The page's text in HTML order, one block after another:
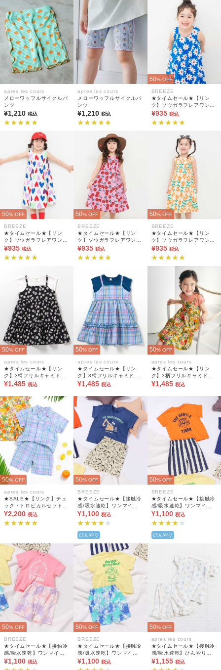
apres les cours
メローワッフルサイクルパ
ンツ
¥1,210 税込
apres les cours
メローワッフルサイクルパ
ンツ
¥1,210税込
50% OFF
BREEZE
★タイムセール★【リン
ク】ソウガラフレアワンピ
ース
¥935 税込
50% OFF
BREEZE
★タイムセール★【リン
ク】ソウガラフレアワンピ
ース
¥935 税込
50% OFF
BREEZE
★タイムセール★【リン
ク】ソウガラフレアワンピ
ース
¥935 税込
50% OFF
BREEZE
★タイムセール★【リン
ク】ソウガラフレアワンピ
ース
¥935 税込
50% OFF
apres les cours
★タイムセール★【リン
ク】3柄フリルキャミドッ
キングワンピース
¥1,485 税込
50% OFF
apres les cours
★タイムセール★【リン
ク】3柄フリルキャミドッ
キングワンピース
¥1,485 税込
50% OFF
apres les cours
★タイムセール★【リン
ク】3柄フリルキャミドッ
キングワンピース
¥1,485 税込
50% OFF
apres les cours
★SALE★【リンク】チェ
ック・トロピカルセットア
ップ 5分丈
¥2,200 税込
50% OFF
BREEZE
★タイムセール★【接触冷
感/吸水速乾】ワンマイル
パジャマ
¥1,100 税込
ひんやり
50% OFF
BREEZE
★タイムセール★【接触冷
感/吸水速乾】ワンマイル
パジャマ
¥1,100 税込
ひんやり
50% OFF
BREEZE
★タイムセール★【接触冷
感/吸水速乾】ワンマイル
パジャマ
¥1,100 税込
50% OFF
BREEZE
★タイムセール★【接触冷
感/吸水速乾】ワンマイル
パジャマ
¥1,100 税込
50% OFF
apres les cours
★タイムセール★【接触冷
感/吸水速乾】ひんやりバ
ラエティGIRLSパジャマ 4
分丈
¥1,155 税込